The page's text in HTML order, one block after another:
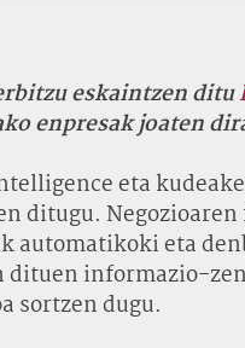
eskaintzen ditu
enpresak joaten
eta
ditugu.
automatikoki eta
dituen informazio-
sortzen dugu.